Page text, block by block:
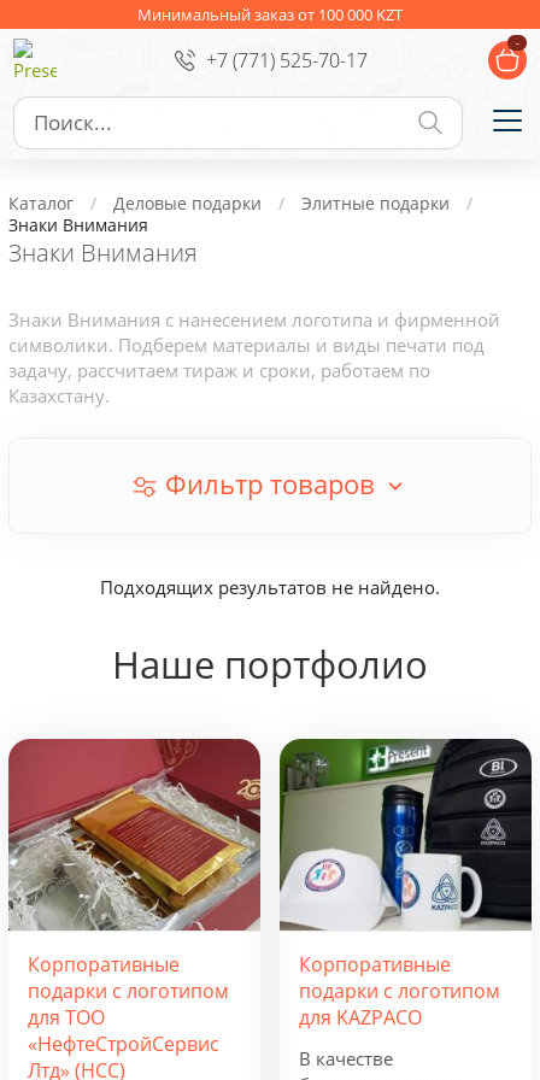
Минимальный заказ от 100 000 KZT
+7 (771) 525-70-17
-
Ежедневники Новогодние подарки
Сувениры к праздникам Упаковка
Личные аксессуары
Деловые подарки
Каталог Деловые подарки
Элитные подарки
Знаки Внимания
Знаки Внимания
Знаки Внимания с нанесением логотипа и фирменной
символики. Подберем материалы и виды печати под
задачу, рассчитаем тираж и сроки, работаем по
Казахстану.
Фильтр товаров
Подходящих результатов не найдено.
Наше портфолио
Корпоративные
подарки с логотипом
для ТОО
«НефтеСтройСервис
Лтд» (НСС)
Корпоративные
подарки с логотипом
для KAZPACO
В качестве